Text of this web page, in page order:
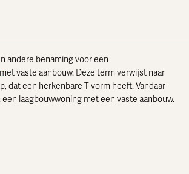
andere benaming voor een
met vaste aanbouw. Deze term verwijst naar
dat een herkenbare T-vorm heeft. Vandaar
een laagbouwwoning met een vaste aanbouw.